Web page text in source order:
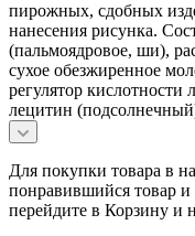
пирожных, сдобных
нанесения рисунка.
(пальмоядровое, ши),
сухое обезжиренное
регулятор кислотности
лецитин
Для покупки товара в
понравившийся товар и
перейдите в Корзину и